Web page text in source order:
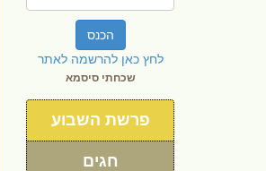
הכנס
לחץ כאן להרשמה לאתר
שכחתי סיסמא
פרשת השבוע
חגים